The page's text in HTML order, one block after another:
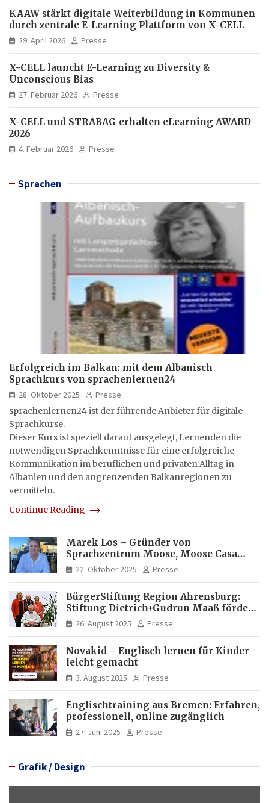
KAAW stärkt digitale Weiterbildung in Kommunen
durch zentrale E-Learning Plattform von X-CELL
29. April 2026 Presse
X-CELL launcht E-Learning zu Diversity &
Unconscious Bias
27. Februar 2026 Presse
X-CELL und STRABAG erhalten eLearning AWARD
2026
4. Februar 2026 Presse
Sprachen
Erfolgreich im Balkan: mit dem Albanisch
Sprachkurs von sprachenlernen24
28. Oktober 2025
Presse
sprachenlernen24 ist der führende Anbieter für digitale
Sprachkurse.
Dieser Kurs ist speziell darauf ausgelegt, Lernenden die
notwendigen Sprachkenntnisse für eine erfolgreiche
Kommunikation im beruflichen und privaten Alltag in
Albanien und den angrenzenden Balkanregionen zu
vermitteln.
Continue Reading
Marek Los – Gründer von
Sprachzentrum Moose, Moose Casa
Italia und Apartamento Brasil |
Internationaler Experte für Bildung
22. Oktober 2025 Presse
BürgerStiftung Region Ahrensburg:
Stiftung Dietrich+Gudrun Maaß fördert
Deutschkenntnisse von Frauen
26. August 2025 Presse
Novakid – Englisch lernen für Kinder
leicht gemacht
3. August 2025 Presse
Englischtraining aus Bremen: Erfahren,
professionell, online zugänglich
27. Juni 2025 Presse
Grafik / Design